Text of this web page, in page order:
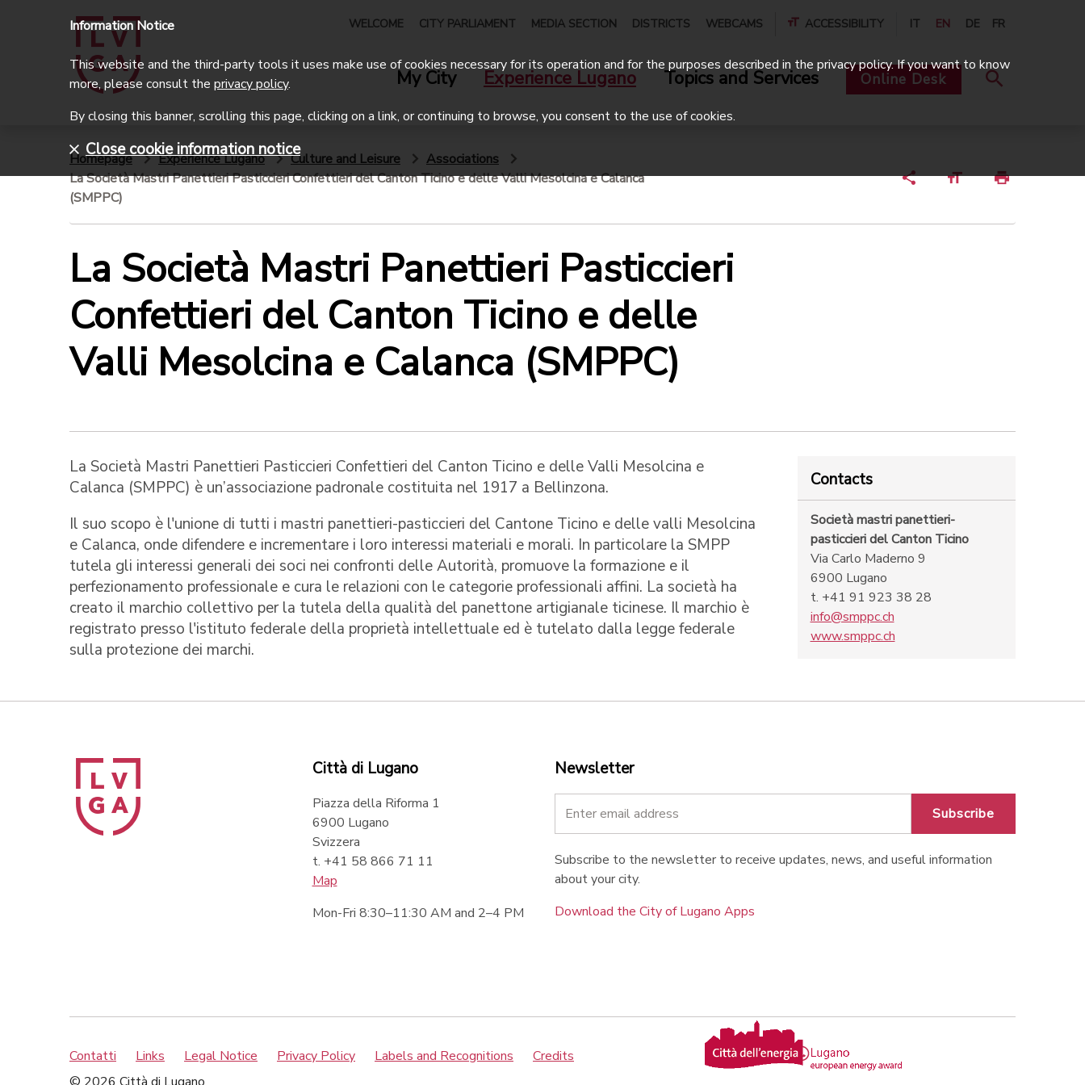
WELCOME CITY PARLIAMENT MEDIA SECTION DISTRICTS WEBCAMS ACCESSIBILITY IT EN DE FR
My City Experience Lugano Topics and Services Online Desk
Homepage Experience Lugano Culture and Leisure
Associations
La Società Mastri Panettieri Pasticcieri Confettieri del Canton Ticino e delle Valli Mesolcina e Calanca
(SMPPC)
La Società Mastri Panettieri Pasticcieri
Confettieri del Canton Ticino e delle
Valli Mesolcina e Calanca (SMPPC)
La Società Mastri Panettieri Pasticcieri Confettieri del Canton Ticino e delle Valli Mesolcina e
Calanca (SMPPC) è un’associazione padronale costituita nel 1917 a Bellinzona.
Il suo scopo è l'unione di tutti i mastri panettieri-pasticcieri del Cantone Ticino e delle valli Mesolcina
e Calanca, onde difendere e incrementare i loro interessi materiali e morali. In particolare la SMPP
tutela gli interessi generali dei soci nei confronti delle Autorità, promuove la formazione e il
perfezionamento professionale e cura le relazioni con le categorie professionali affini. La società ha
creato il marchio collettivo per la tutela della qualità del panettone artigianale ticinese. Il marchio è
registrato presso l'istituto federale della proprietà intellettuale ed è tutelato dalla legge federale
sulla protezione dei marchi.
Contacts
Società mastri panettieri-
pasticcieri del Canton Ticino
Via Carlo Maderno 9
6900 Lugano
t. +41 91 923 38 28
info@smppc.ch
www.smppc.ch
Città di Lugano
Piazza della Riforma 1
6900 Lugano
Svizzera
t. +41 58 866 71 11
Map
Mon-Fri 8:30–11:30 AM and 2–4 PM
Newsletter
Subscribe
Subscribe to the newsletter to receive updates, news, and useful information
about your city.
Download the City of Lugano Apps
Contatti Links Legal Notice Privacy Policy Labels and Recognitions
Credits
Information Notice
This website and the third-party tools it uses make use of cookies necessary for its operation and for the purposes described in the privacy policy. If you want to know
more, please consult the privacy policy.
By closing this banner, scrolling this page, clicking on a link, or continuing to browse, you consent to the use of cookies.
Close cookie information notice